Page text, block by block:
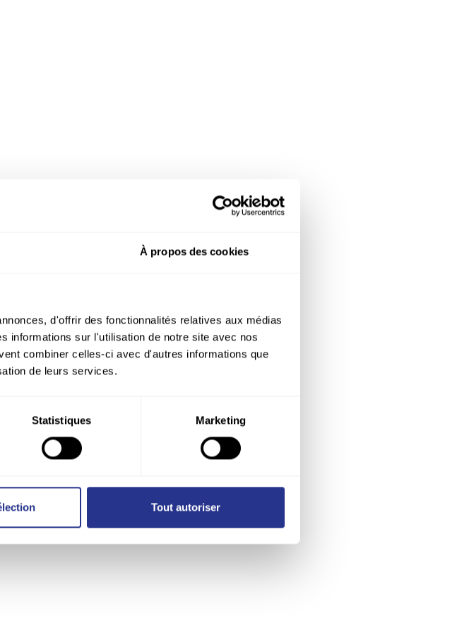
À propos des cookies
d'offrir des fonctionnalités relatives aux médias
informations sur l'utilisation de notre site avec nos
combiner celles-ci avec d'autres informations que
de leurs services.
Statistiques Marketing
Tout autoriser